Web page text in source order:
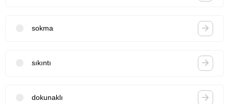
sokma
sıkıntı
dokunaklı